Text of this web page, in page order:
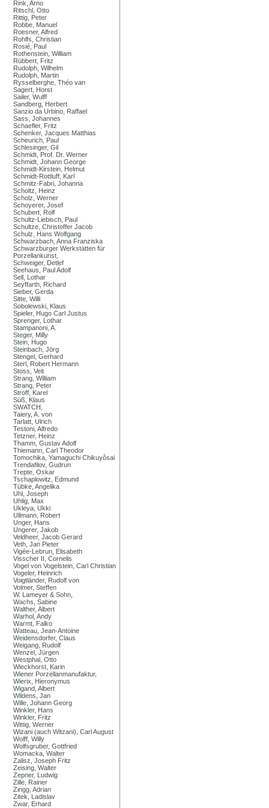
Rink, Arno
Ritschl, Otto
Rittig, Peter
Robbe, Manuel
Roesner, Alfred
Rohlfs, Christian
Rosié, Paul
Rothenstein, William
Rübbert, Fritz
Rudolph, Wilhelm
Rudolph, Martin
Rysselberghe, Théo van
Sagert, Horst
Sailer, Wulff
Sandberg, Herbert
Sanzio da Urbino, Raffael
Sass, Johannes
Schaefler, Fritz
Schenker, Jacques Matthias
Scheurich, Paul
Schlesinger, Gil
Schmidt, Prof. Dr. Werner
Schmidt, Johann George
Schmidt-Kirstein, Helmut
Schmidt-Rottluff, Karl
Schmitz-Fabri, Johanna
Scholtz, Heinz
Scholz, Werner
Schoyerer, Josef
Schubert, Rolf
Schultz-Liebisch, Paul
Schultze, Christoffer Jacob
Schulz, Hans Wolfgang
Schwarzbach, Anna Franziska
Schwarzburger Werkstätten für
Porzellankunst,
Schweiger, Detlef
Seehaus, Paul Adolf
Sell, Lothar
Seyffarth, Richard
Sieber, Gerda
Sitte, Willi
Sobolewski, Klaus
Spieler, Hugo Carl Justus
Sprenger, Lothar
Stampanoni, A.
Steger, Milly
Stein, Hugo
Steinbach, Jörg
Stengel, Gerhard
Sterl, Robert Hermann
Stoss, Veit
Strang, William
Strang, Peter
Stroff, Karel
Süß, Klaus
SWATCH,
Taiery, A. von
Tarlatt, Ulrich
Testoni, Alfredo
Tetzner, Heinz
Thamm, Gustav Adolf
Thiemann, Carl Theodor
Tomochika, Yamaguchi Chikuyôsai
Trendafilov, Gudrun
Trepte, Oskar
Tschaplowitz, Edmund
Tübke, Angelika
Uhl, Joseph
Uhlig, Max
Ukleya, Ukki
Ullmann, Robert
Unger, Hans
Ungerer, Jakob
Veldheer, Jacob Gerard
Veth, Jan Pieter
Vigée-Lebrun, Elisabeth
Visscher II, Cornelis
Vogel von Vogelstein, Carl Christian
Vogeler, Heinrich
Voigtländer, Rudolf von
Volmer, Steffen
W. Lameyer & Sohn,
Wachs, Sabine
Walther, Albert
Warhol, Andy
Warmt, Falko
Watteau, Jean-Antoine
Weidensdorfer, Claus
Weigang, Rudolf
Wenzel, Jürgen
Westphal, Otto
Wieckhorst, Karin
Wiener Porzellanmanufaktur,
Wierix, Hieronymus
Wigand, Albert
Wildens, Jan
Wille, Johann Georg
Winkler, Hans
Winkler, Fritz
Wittig, Werner
Wizani (auch Witzani), Carl August
Wolff, Willy
Wolfsgruber, Gottfried
Womacka, Walter
Zalisz, Joseph Fritz
Zeising, Walter
Zepner, Ludwig
Zille, Rainer
Zingg, Adrian
Zitek, Ladislav
Zwar, Erhard